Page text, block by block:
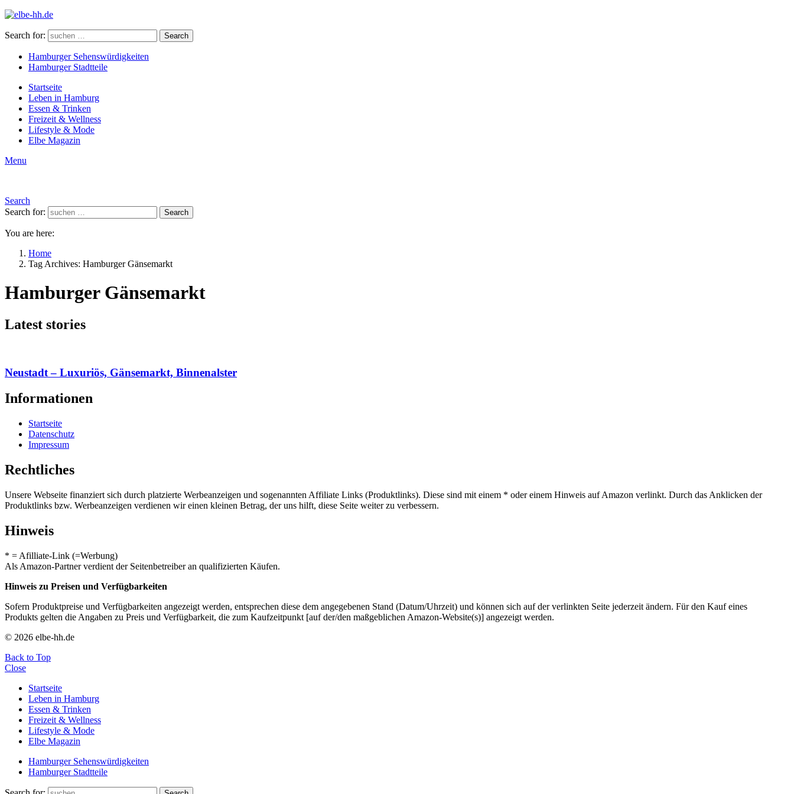
Search for: Search
Hamburger Sehenswürdigkeiten
Hamburger Stadtteile
Startseite
Leben in Hamburg
Essen & Trinken
Freizeit & Wellness
Lifestyle & Mode
Elbe Magazin
Menu
Search
Search for:
Search
You are here:
Home
Tag Archives: Hamburger Gänsemarkt
Hamburger Gänsemarkt
Latest stories
Neustadt – Luxuriös, Gänsemarkt, Binnenalster
Informationen
Startseite
Datenschutz
Impressum
Rechtliches
Unsere Webseite finanziert sich durch platzierte Werbeanzeigen und sogenannten Affiliate Links (Produktlinks). Diese sind mit einem * oder einem Hinweis auf Amazon verlinkt. Durch das Anklicken der
Produktlinks bzw. Werbeanzeigen verdienen wir einen kleinen Betrag, der uns hilft, diese Seite weiter zu verbessern.
Hinweis
* = Afilliate-Link (=Werbung)
Als Amazon-Partner verdient der Seitenbetreiber an qualifizierten Käufen.
Hinweis zu Preisen und Verfügbarkeiten
Sofern Produktpreise und Verfügbarkeiten angezeigt werden, entsprechen diese dem angegebenen Stand (Datum/Uhrzeit) und können sich auf der verlinkten Seite jederzeit ändern. Für den Kauf eines
Produkts gelten die Angaben zu Preis und Verfügbarkeit, die zum Kaufzeitpunkt [auf der/den maßgeblichen Amazon-Website(s)] angezeigt werden.
© 2026 elbe-hh.de
Back to Top
Close
Startseite
Leben in Hamburg
Essen & Trinken
Freizeit & Wellness
Lifestyle & Mode
Elbe Magazin
Hamburger Sehenswürdigkeiten
Hamburger Stadtteile